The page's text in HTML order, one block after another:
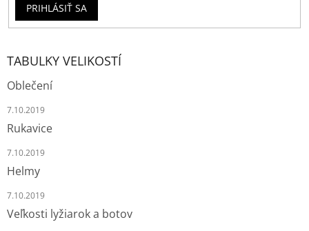
PRIHLÁSIŤ SA
TABULKY VELIKOSTÍ
Oblečení
7.10.2019
Rukavice
7.10.2019
Helmy
7.10.2019
Veľkosti lyžiarok a botov